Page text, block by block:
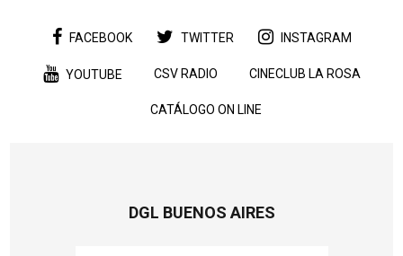
FACEBOOK TWITTER INSTAGRAM
YOUTUBE CSV RADIO CINECLUB LA ROSA
CATÁLOGO ON LINE
DGL BUENOS AIRES